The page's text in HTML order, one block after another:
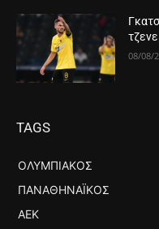
08/08/
TAGS
ΟΛΥΜΠΙΑΚΌΣ
ΠΑΝΑΘΗΝΑΪΚΌΣ
ΑΕΚ